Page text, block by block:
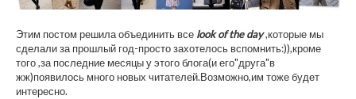
Этим постом решила объединить все look of the day,которые мы
сделали за прошлый год-просто захотелось вспомнить:)),кроме
того ,за последние месяцы у этого блога(и его"друга"в
жж)появилось много новых читателей.Возможно,им тоже будет
интересно.